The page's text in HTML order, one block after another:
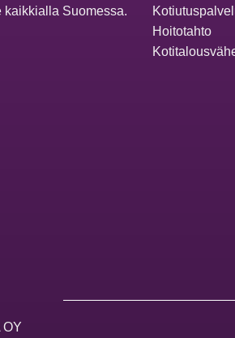
kaikkialla Suomessa.
Hoitotahto
OY